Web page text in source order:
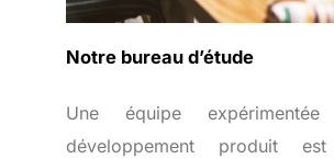
Notre bureau d’étude
Une équipe
développement produit